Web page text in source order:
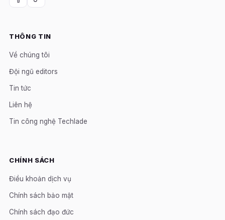
THÔNG TIN
Về chúng tôi
Đội ngũ editors
Tin tức
Liên hệ
Tin công nghệ Techlade
CHÍNH SÁCH
Điều khoản dịch vụ
Chính sách bảo mật
Chính sách đạo đức